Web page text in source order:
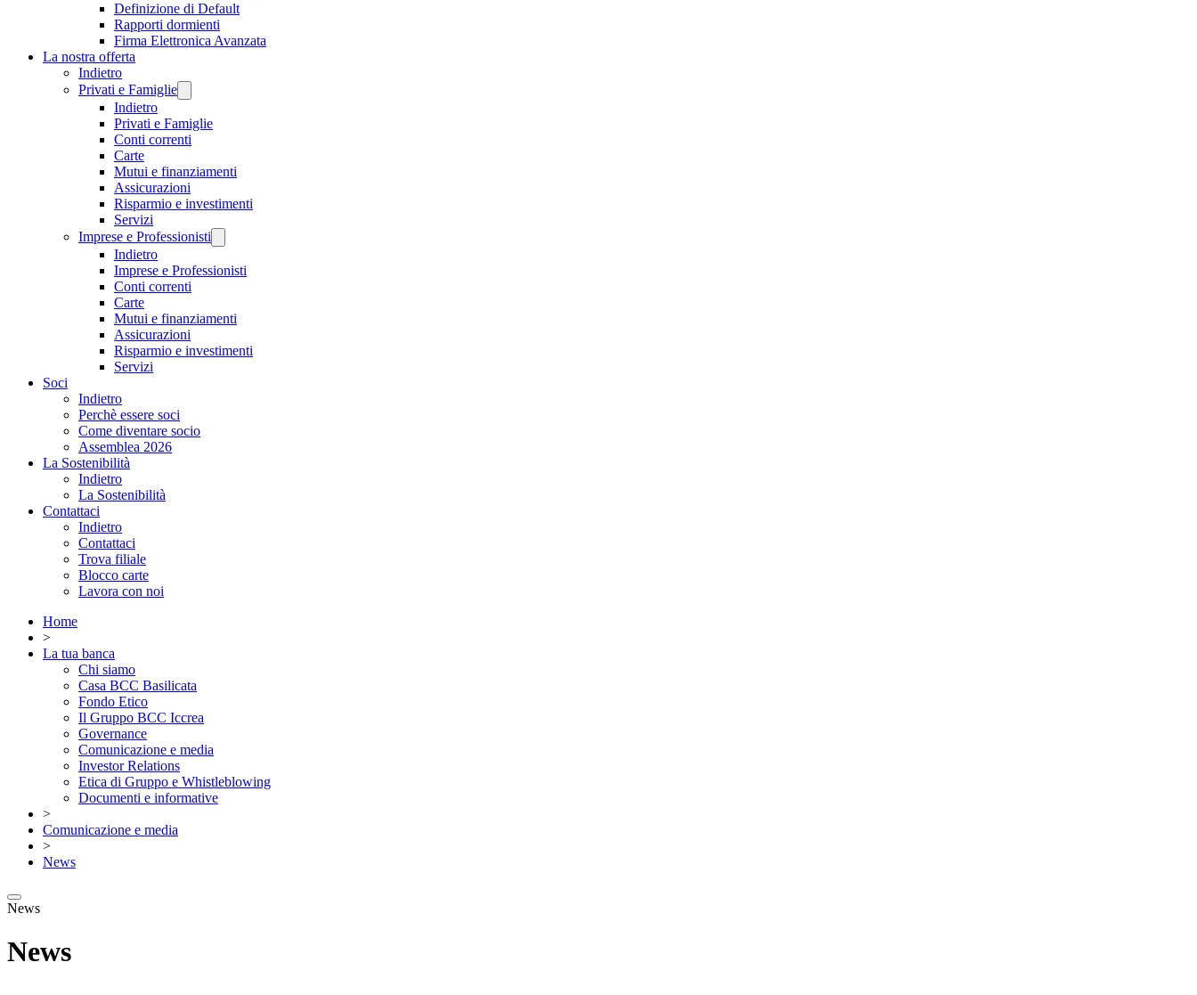
Definizione di Default
Rapporti dormienti
Firma Elettronica Avanzata
La nostra offerta
Indietro
Privati e Famiglie
Indietro
Privati e Famiglie
Conti correnti
Carte
Mutui e finanziamenti
Assicurazioni
Risparmio e investimenti
Servizi
Imprese e Professionisti
Indietro
Imprese e Professionisti
Conti correnti
Carte
Mutui e finanziamenti
Assicurazioni
Risparmio e investimenti
Servizi
Soci
Indietro
Perchè essere soci
Come diventare socio
Assemblea 2026
La Sostenibilità
Indietro
La Sostenibilità
Contattaci
Indietro
Contattaci
Trova filiale
Blocco carte
Lavora con noi
Home
>
La tua banca
Chi siamo
Casa BCC Basilicata
Fondo Etico
Il Gruppo BCC Iccrea
Governance
Comunicazione e media
Investor Relations
Etica di Gruppo e Whistleblowing
Documenti e informative
>
Comunicazione e media
>
News
News
News